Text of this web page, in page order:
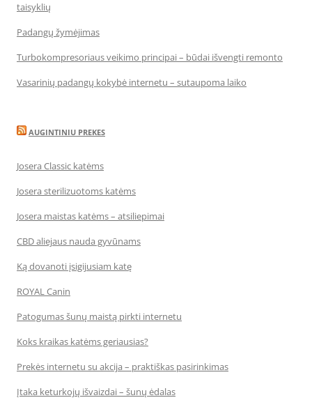
taisyklių
Padangų žymėjimas
Turbokompresoriaus veikimo principai – būdai išvengti remonto
Vasarinių padangų kokybė internetu – sutaupoma laiko
AUGINTINIU PREKES
Josera Classic katėms
Josera sterilizuotoms katėms
Josera maistas katėms – atsiliepimai
CBD aliejaus nauda gyvūnams
Ką dovanoti įsigijusiam katę
ROYAL Canin
Patogumas šunų maistą pirkti internetu
Koks kraikas katėms geriausias?
Prekės internetu su akcija – praktiškas pasirinkimas
Įtaka keturkojų išvaizdai – šunų ėdalas